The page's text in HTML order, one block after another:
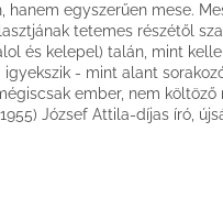
egyszerűen mese.
tetemes részétől
és kelepel) talán, mint
- mint alant
ember, nem költöző
József Attila-díjas író,